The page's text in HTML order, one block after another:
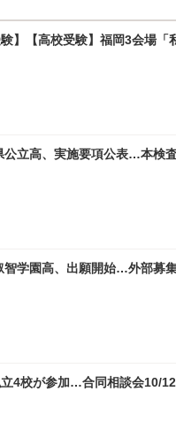
験】【高校受験】福岡3会場
公立高、実施要項公表…本検
智学園高、出願開始…外部募
立4校が参加…合同相談会10/12